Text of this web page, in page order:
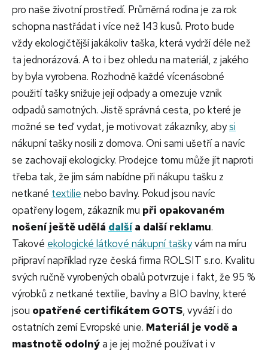
pro naše životní prostředí. Průměrná rodina je za rok
schopna nastřádat i více než 143 kusů. Proto bude
vždy ekologičtější jakákoliv taška, která vydrží déle než
ta jednorázová. A to i bez ohledu na materiál, z jakého
by byla vyrobena. Rozhodně každé vícenásobné
použití tašky snižuje její odpady a omezuje vznik
odpadů samotných. Jistě správná cesta, po které je
možné se teď vydat, je motivovat zákazníky, abysi
nákupní tašky nosili z domova. Oni sami ušetří a navíc
se zachovají ekologicky. Prodejce tomu může jít naproti
třeba tak, že jim sám nabídne při nákupu tašku z
netkané textilie nebo bavlny. Pokud jsou navíc
opatřeny logem, zákazník mu při opakovaném
nošení ještě udělá dalšía další reklamu.
Takové ekologické látkové nákupní taškyvám na míru
připraví například ryze česká firma ROLSIT s.r.o. Kvalitu
svých ručně vyrobených obalů potvrzuje i fakt, že 95 %
výrobků z netkané textilie, bavlny a BIO bavlny, které
jsou opatřené certifikátem GOTS, vyváží i do
ostatních zemí Evropské unie. Materiál je vodě a
mastnotě odolnýa je jej možné používat i v